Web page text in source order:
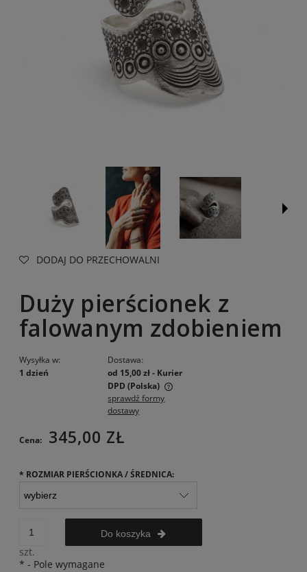
DODAJ DO PRZECHOWALNI
Duży pierścionek z
falowanym zdobieniem
Wysyłka w:
1 dzień
Dostawa:
od 15,00 zł- Kurier
DPD (Polska)
Cena nie zawiera ewentualnych kosztów płatności
sprawdź formy
dostawy
Cena: 345,00 ZŁ
* ROZMIAR PIERŚCIONKA / ŚREDNICA:
szt.
Do koszyka
* - Pole wymagane